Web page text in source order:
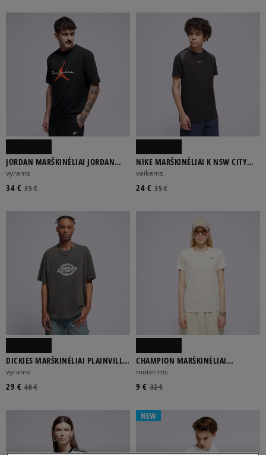
Rodyti daugiau
DAUGIASPALVĖ JUODA KORALINĖ
DRYŽUOTAS GRAFINIS SPALVOTAS
VIENSPALVIS
ILGA RANKOVĖ
JORDAN MARŠKINĖLIAI JORDAN
BROOKLYN
vyrams
35 €
34 €
NIKE MARŠKINĖLIAI K NSW CITY
UTILITY SS MARŠKINĖLIAI
vaikams
35 €
24 €
DICKIES MARŠKINĖLIAI PLAINVILLE
SS TEE
vyrams
40 €
29 €
CHAMPION MARŠKINĖLIAI
CREWNECK TEE
moterims
32 €
9 €
NEW